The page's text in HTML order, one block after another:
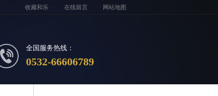
收藏和乐 在线留言 网站地图
全国服务热线：
0532-66606789